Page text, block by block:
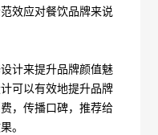
效应对餐饮品牌来说
计来提升品牌颜值魅
可以有效地提升品牌
，传播口碑，推荐给
。